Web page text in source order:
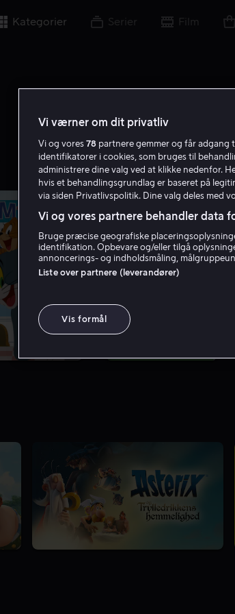
Kategorier Serier Film
3
Vi værner om dit privatliv
Vi og vores 78 partnere gemmer og får adgang
identifikatorer i cookies, som bruges til
administrere dine valg ved at klikke nedenfor.
hvis et behandlingsgrundlag er baseret på
via siden Privatlivspolitik. Dine valg deles med
Vi og vores partnere behandler data
Bruge præcise geografiske
identifikation. Opbevare og/eller tilgå
annoncerings- og indholdsmåling,
Liste over partnere (leverandører)
Vis formål